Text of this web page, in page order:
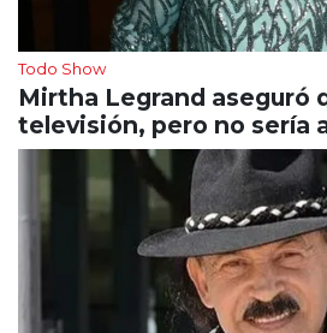
Todo Show
Mirtha Legrand aseguró
televisión, pero no sería